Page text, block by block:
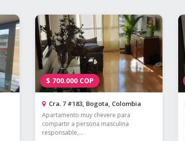
$ 700.000 COP
Cra. 7 #183, Bogota, Colombia
Apartamento muy chevere para
compartir a persona masculina
responsable,...